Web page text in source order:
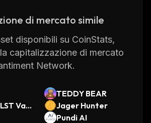
from each other’s
become better informed
markets.
Network provides a
informed decisions in this
space. With its real-time
sentiment analysis
di mercato simile
disponibili su CoinStats,
capitalizzazione di mercato
Network.
TEDDY BEAR
Vaul
Jager Hunter
Pundi AI